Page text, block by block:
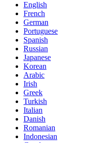
English
French
German
Portuguese
Spanish
Russian
Japanese
Korean
Arabic
Irish
Greek
Turkish
Italian
Danish
Romanian
Indonesian